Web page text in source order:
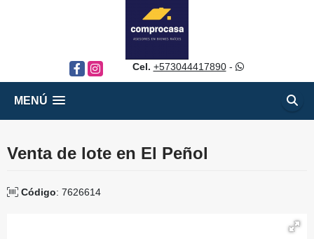
FacebookInstagram Cel. +573044417890-
MENÚ
Venta de lote en El Peñol
Código: 7626614